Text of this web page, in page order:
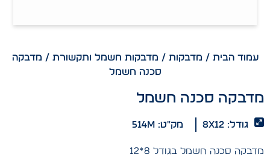
עמוד הבית/ מדבקות/ מדבקות חשמל ותקשורת/ מדבקה
סכנה חשמל
מדבקה סכנה חשמל
גודל: 8x12 מק"ט: 514m
מדבקה סכנה חשמל בגודל 8*12